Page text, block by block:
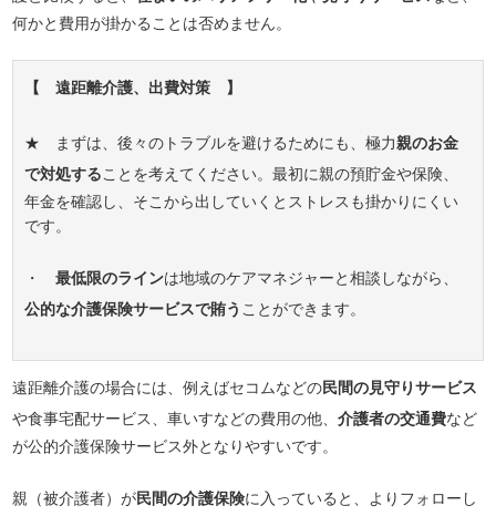
何かと費用が掛かることは否めません。
【 遠距離介護、出費対策 】
★ まずは、後々のトラブルを避けるためにも、極力親のお金
で対処することを考えてください。最初に親の預貯金や保険、
年金を確認し、そこから出していくとストレスも掛かりにくい
です。
・最低限のラインは地域のケアマネジャーと相談しながら、
公的な介護保険サービスで賄う ことができます。
遠距離介護の場合には、例えばセコムなどの民間の見守りサービス
や食事宅配サービス、車いすなどの費用の他、介護者の交通費など
が公的介護保険サービス外となりやすいです。
親（被介護者）が民間の介護保険に入っていると、よりフォローし